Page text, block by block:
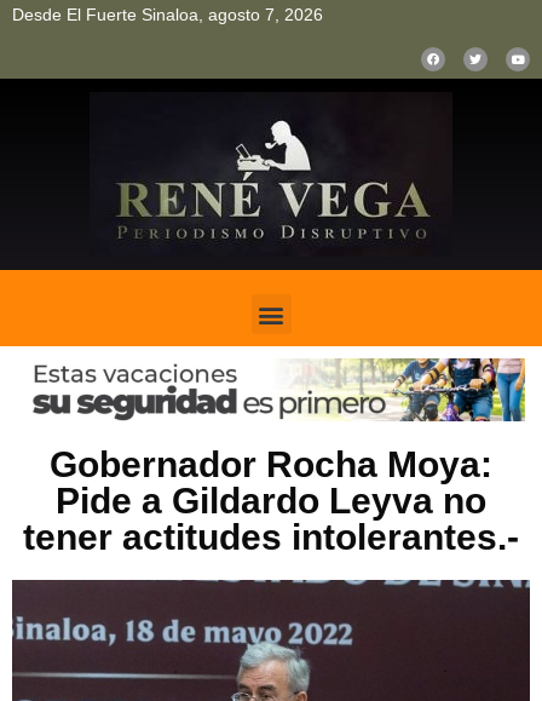
Desde El Fuerte Sinaloa, agosto 7, 2026
Gobernador Rocha Moya:
Pide a Gildardo Leyva no
tener actitudes intolerantes.-